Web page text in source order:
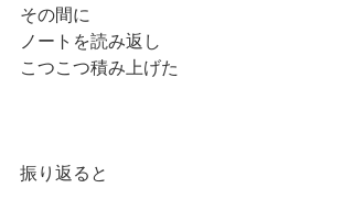
その間に
ノートを読み返し
こつこつ積み上げた
振り返ると